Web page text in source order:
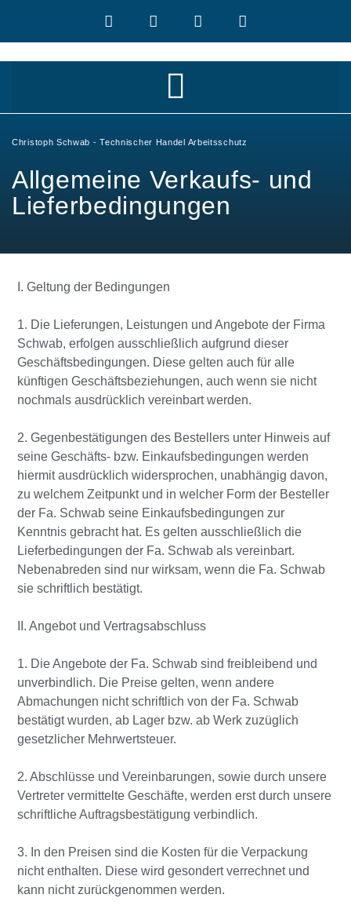
Christoph Schwab - Technischer Handel Arbeitsschutz
Allgemeine Verkaufs- und
Lieferbedingungen
I. Geltung der Bedingungen
1. Die Lieferungen, Leistungen und Angebote der Firma
Schwab, erfolgen ausschließlich aufgrund dieser
Geschäftsbedingungen. Diese gelten auch für alle
künftigen Geschäftsbeziehungen, auch wenn sie nicht
nochmals ausdrücklich vereinbart werden.
2. Gegenbestätigungen des Bestellers unter Hinweis auf
seine Geschäfts- bzw. Einkaufsbedingungen werden
hiermit ausdrücklich widersprochen, unabhängig davon,
zu welchem Zeitpunkt und in welcher Form der Besteller
der Fa. Schwab seine Einkaufsbedingungen zur
Kenntnis gebracht hat. Es gelten ausschließlich die
Lieferbedingungen der Fa. Schwab als vereinbart.
Nebenabreden sind nur wirksam, wenn die Fa. Schwab
sie schriftlich bestätigt.
II. Angebot und Vertragsabschluss
1. Die Angebote der Fa. Schwab sind freibleibend und
unverbindlich. Die Preise gelten, wenn andere
Abmachungen nicht schriftlich von der Fa. Schwab
bestätigt wurden, ab Lager bzw. ab Werk zuzüglich
gesetzlicher Mehrwertsteuer.
2. Abschlüsse und Vereinbarungen, sowie durch unsere
Vertreter vermittelte Geschäfte, werden erst durch unsere
schriftliche Auftragsbestätigung verbindlich.
3. In den Preisen sind die Kosten für die Verpackung
nicht enthalten. Diese wird gesondert verrechnet und
kann nicht zurückgenommen werden.